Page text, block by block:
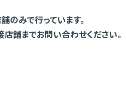
のみで行っています。
舗までお問い合わせください。